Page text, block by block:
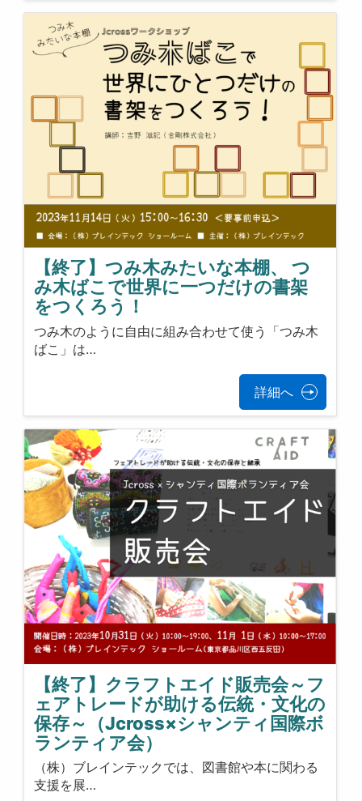
【終了】つみ木みたいな本棚、 つ
み木ばこで世界に一つだけの書架
をつくろう！
つみ木のように自由に組み合わせて使う「つみ木
ばこ」は…
詳細へ
【終了】クラフトエイド販売会～フ
ェアトレードが助ける伝統・文化の
保存～（Jcross×シャンティ国際ボ
ランティア会）
（株）ブレインテックでは、図書館や本に関わる
支援を展…